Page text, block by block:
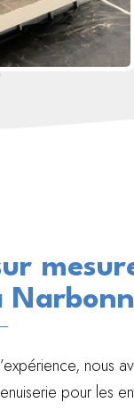
nous
pour les